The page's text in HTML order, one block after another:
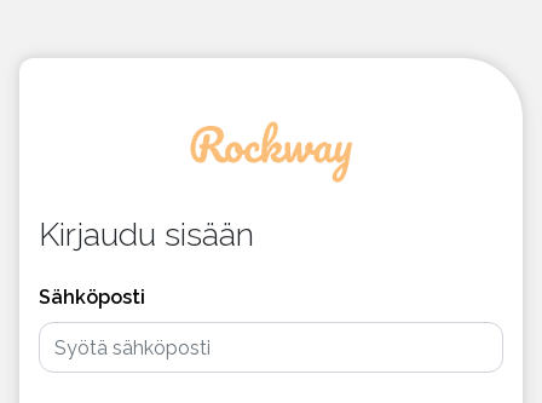
Kirjaudu sisään
Sähköposti